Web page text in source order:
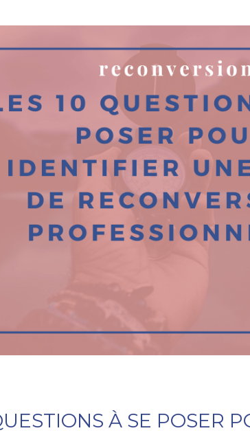
À SE POSER